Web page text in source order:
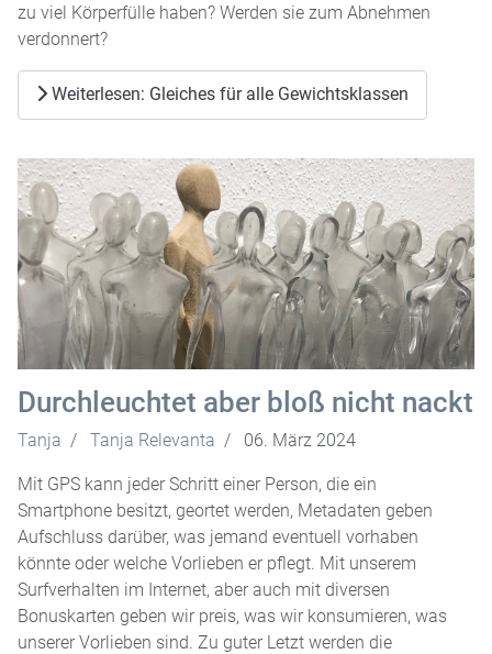
zu viel Körperfülle haben? Werden sie zum Abnehmen
verdonnert?
Weiterlesen: Gleiches für alle Gewichtsklassen
Durchleuchtet aber bloß nicht nackt
Tanja Tanja Relevanta 06. März 2024
Mit GPS kann jeder Schritt einer Person, die ein
Smartphone besitzt, geortet werden, Metadaten geben
Aufschluss darüber, was jemand eventuell vorhaben
könnte oder welche Vorlieben er pflegt. Mit unserem
Surfverhalten im Internet, aber auch mit diversen
Bonuskarten geben wir preis, was wir konsumieren, was
unserer Vorlieben sind. Zu guter Letzt werden die